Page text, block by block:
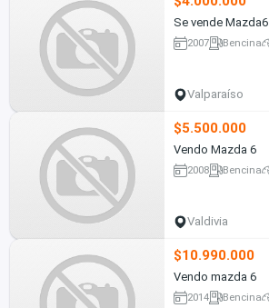
Se vende Mazda6
2007 Bencina
Valparaíso
$5.500.000
Vendo Mazda 6
2008 Bencina
Valdivia
$10.990.000
Vendo mazda 6
2014 Bencina